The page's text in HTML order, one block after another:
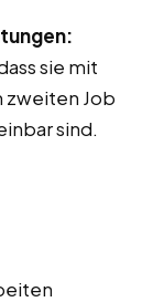
sie mit
zweiten Job
sind.